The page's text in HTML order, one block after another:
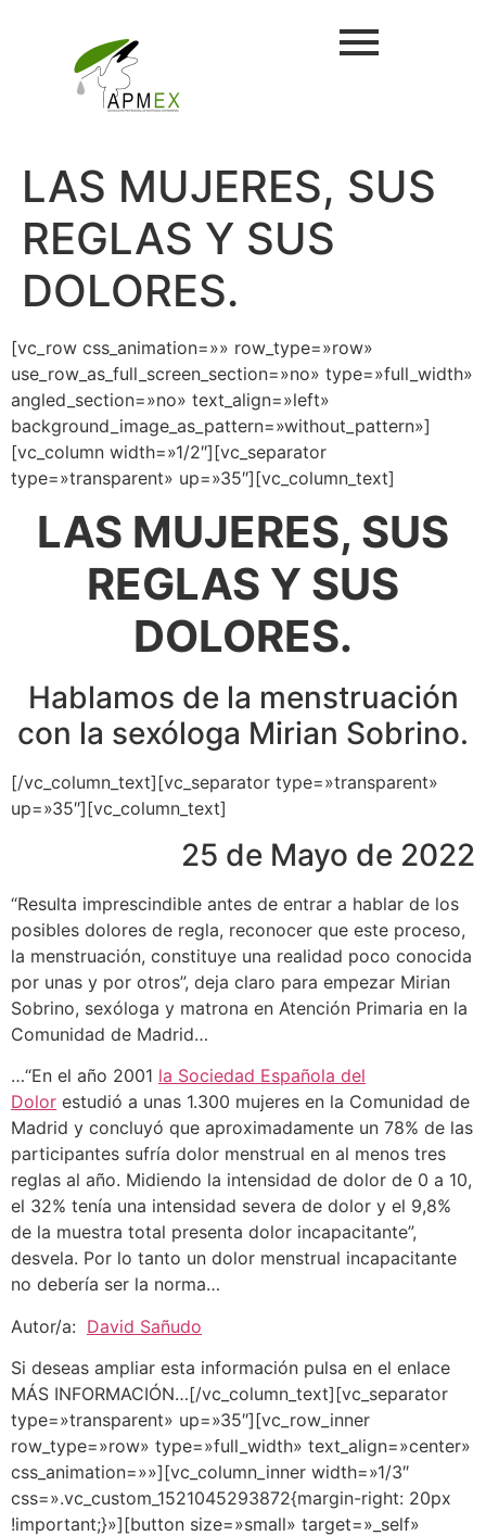
LAS MUJERES, SUS
REGLAS Y SUS
DOLORES.
[vc_row css_animation=»» row_type=»row»
use_row_as_full_screen_section=»no» type=»full_width»
angled_section=»no» text_align=»left»
background_image_as_pattern=»without_pattern»]
[vc_column width=»1/2″][vc_separator
type=»transparent» up=»35″][vc_column_text]
LAS MUJERES, SUS
REGLAS Y SUS
DOLORES.
Hablamos de la menstruación
con la sexóloga Mirian Sobrino.
[/vc_column_text][vc_separator type=»transparent»
up=»35″][vc_column_text]
25 de Mayo de 2022
“Resulta imprescindible antes de entrar a hablar de los
posibles dolores de regla, reconocer que este proceso,
la menstruación, constituye una realidad poco conocida
por unas y por otros”, deja claro para empezar Mirian
Sobrino, sexóloga y matrona en Atención Primaria en la
Comunidad de Madrid…
…“En el año 2001 la Sociedad Española del
Dolor estudió a unas 1.300 mujeres en la Comunidad de
Madrid y concluyó que aproximadamente un 78% de las
participantes sufría dolor menstrual en al menos tres
reglas al año. Midiendo la intensidad de dolor de 0 a 10,
el 32% tenía una intensidad severa de dolor y el 9,8%
de la muestra total presenta dolor incapacitante”,
desvela. Por lo tanto un dolor menstrual incapacitante
no debería ser la norma…
Autor/a: David Sañudo
Si deseas ampliar esta información pulsa en el enlace
MÁS INFORMACIÓN…[/vc_column_text][vc_separator
type=»transparent» up=»35″][vc_row_inner
row_type=»row» type=»full_width» text_align=»center»
css_animation=»»][vc_column_inner width=»1/3″
css=».vc_custom_1521045293872{margin-right: 20px
!important;}»][button size=»small» target=»_self»